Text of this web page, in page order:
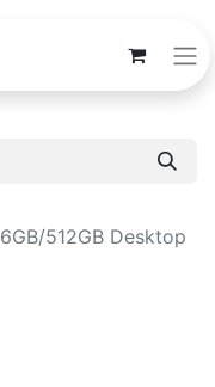
512GB Desktop